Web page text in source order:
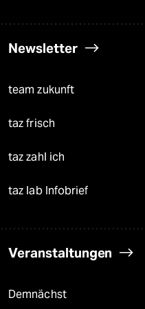
Newsletter
team zukunft
taz frisch
taz zahl ich
taz lab Infobrief
Veranstaltungen
Demnächst